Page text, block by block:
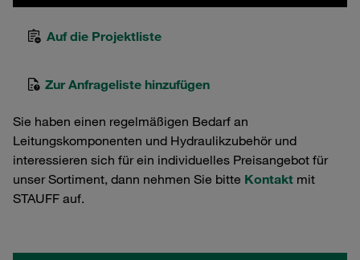
Auf die Projektliste
Zur Anfrageliste hinzufügen
Sie haben einen regelmäßigen Bedarf an
Leitungskomponenten und Hydraulikzubehör und
interessieren sich für ein individuelles Preisangebot für
unser Sortiment, dann nehmen Sie bitte Kontakt mit
STAUFF auf.